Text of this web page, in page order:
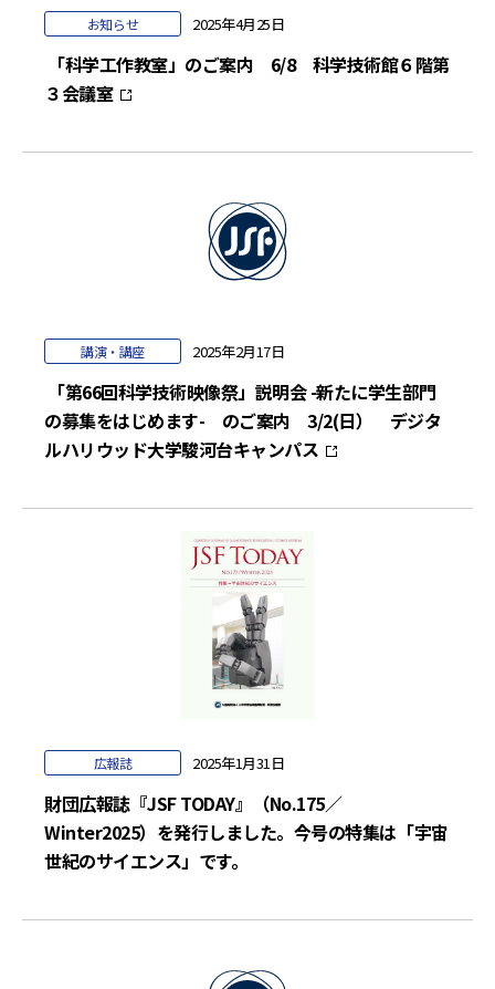
2025年4月25日
お知らせ
「科学工作教室」のご案内 6/8 科学技術館６階第
３会議室
2025年2月17日
講演・講座
「第66回科学技術映像祭」説明会 -新たに学生部門
の募集をはじめます- のご案内 3/2(日） デジタ
ルハリウッド大学駿河台キャンパス
2025年1月31日
広報誌
財団広報誌『JSF TODAY』（No.175／
Winter2025）を発行しました。今号の特集は「宇宙
世紀のサイエンス」です。